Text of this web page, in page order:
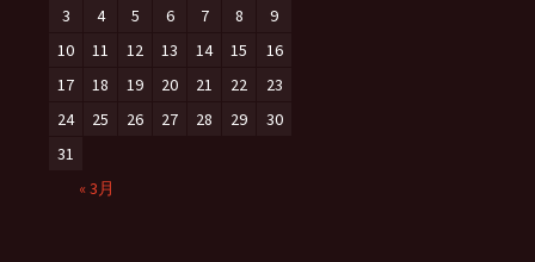
3
4 5 6 7 8
9
10
11 12 13 14 15
16
17
18 19 20 21 22
23
24
25 26 27 28 29
30
31
« 3月